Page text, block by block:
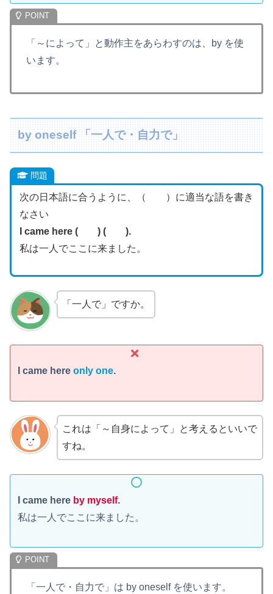
「～によって」と動作主をあらわすのは、by を使
います。
by oneself 「一人で・自力で」
問題
次の日本語に合うように、（ ）に適当な語を書き
なさい
I came here ( ) ( ).
私は一人でここに来ました。
「一人で」ですか。
I came here only one.
これは「～自身によって」と考えるといいで
すね。
I came here by myself.
私は一人でここに来ました。
「一人で・自力で」は by oneself を使います。